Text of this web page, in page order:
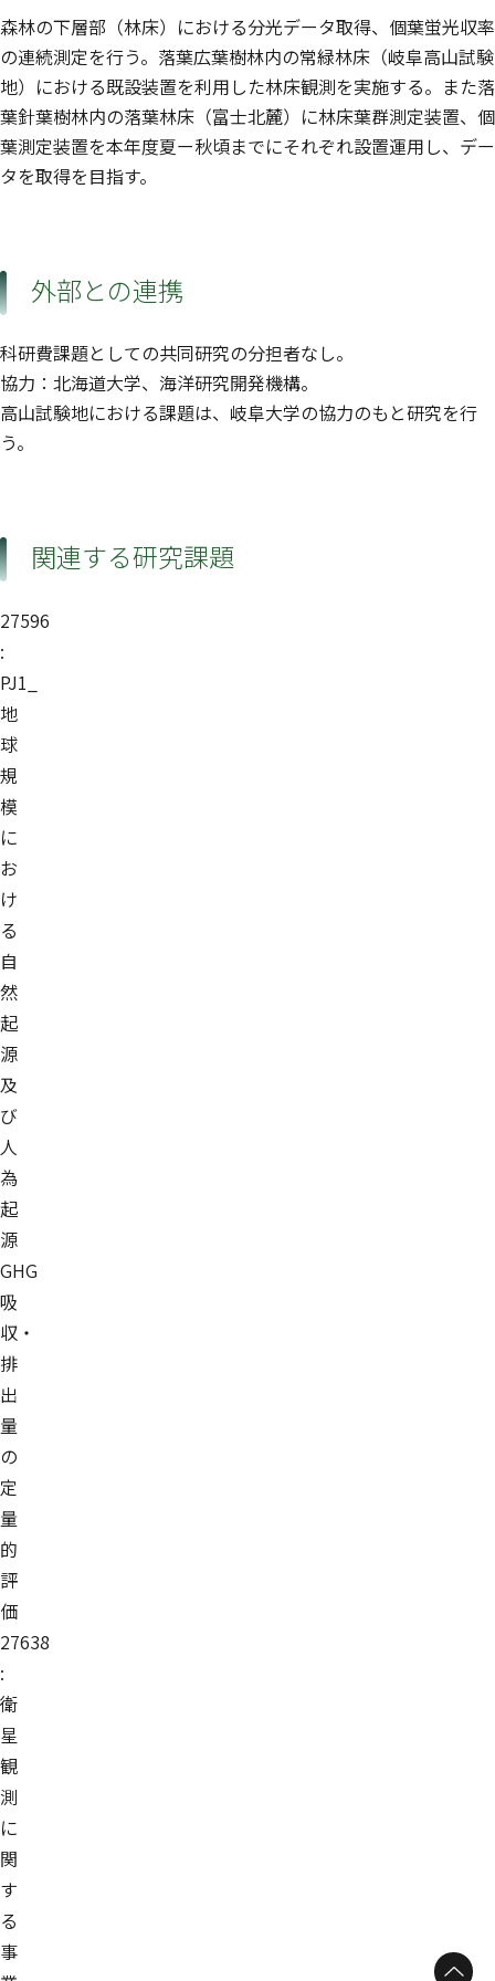
森林の下層部（林床）における分光データ取得、個葉蛍光収率
の連続測定を行う。落葉広葉樹林内の常緑林床（岐阜高山試験
地）における既設装置を利用した林床観測を実施する。また落
葉針葉樹林内の落葉林床（富士北麓）に林床葉群測定装置、個
葉測定装置を本年度夏ー秋頃までにそれぞれ設置運用し、デー
タを取得を目指す。
外部との連携
科研費課題としての共同研究の分担者なし。
協力：北海道大学、海洋研究開発機構。
高山試験地における課題は、岐阜大学の協力のもと研究を行
う。
関連する研究課題
27596
:
PJ1_
地
球
規
模
に
お
け
る
自
然
起
源
及
び
人
為
起
源
GHG
吸
収・
排
出
量
の
定
量
的
評
価
27638
:
衛
星
観
測
に
関
す
る
事